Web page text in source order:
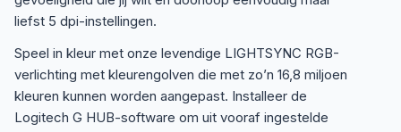
liefst 5 dpi-instellingen.
Speel in kleur met onze levendige LIGHTSYNC RGB-
verlichting met kleurengolven die met zo’n 16,8 miljoen
kleuren kunnen worden aangepast. Installeer de
Logitech G HUB-software om uit vooraf ingestelde